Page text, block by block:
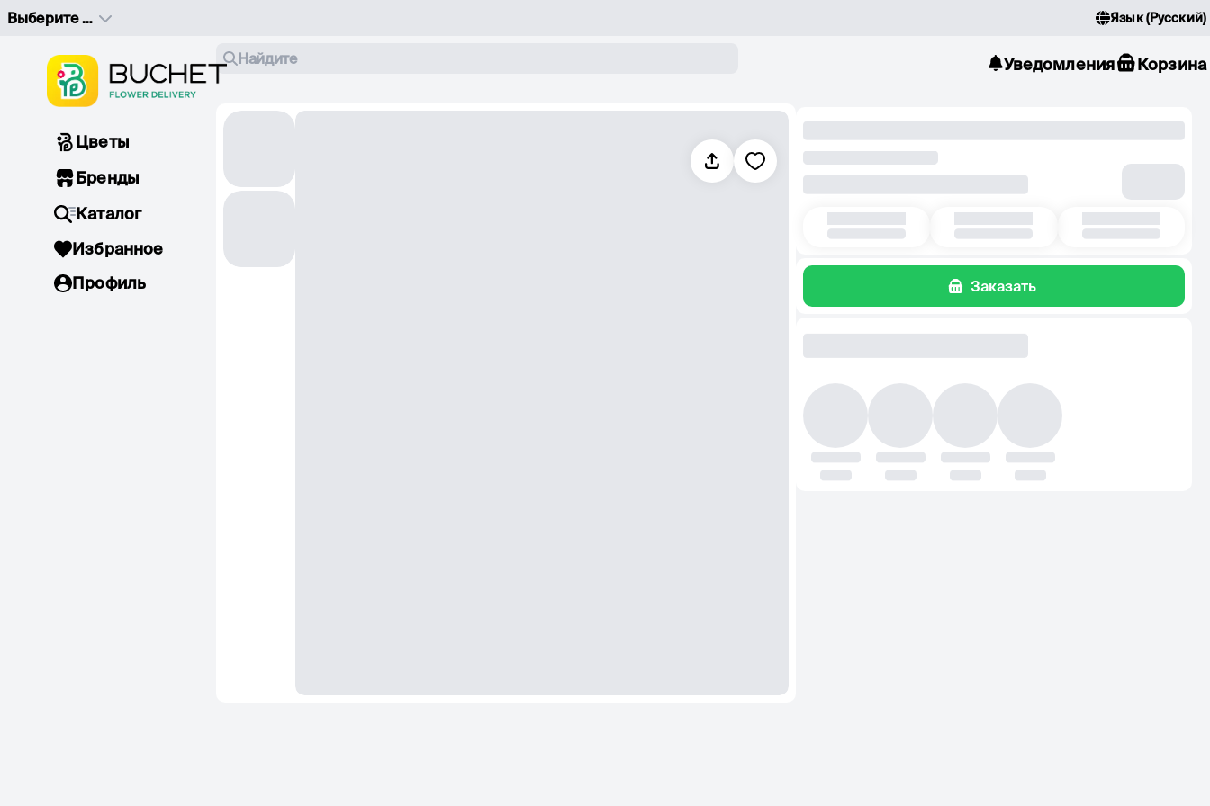
Выберите адрес доставки Язык(Русский)
Найдите Уведомления Корзина
Цветы
Бренды
Каталог
Избранное
Профиль
Заказать